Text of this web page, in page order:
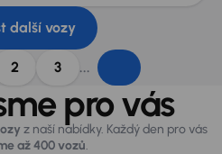
další vozy
2 3 ...
pro vás
z naší nabídky. Každý den pro vás
až 400 vozů.